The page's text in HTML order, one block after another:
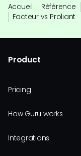
Accueil Référence
Facteur vs Proliant
Product
Pricing
How Guru works
Integrations